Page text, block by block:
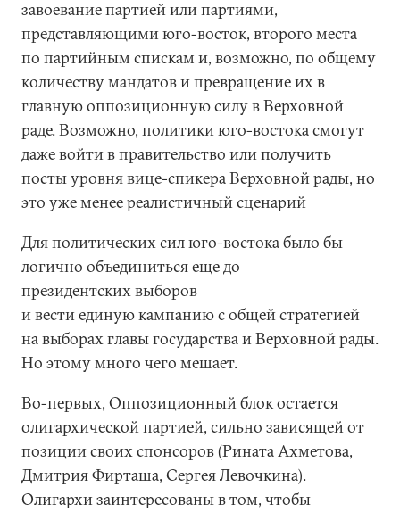
завоевание партией или партиями,
представляющими юго-восток, второго места
по партийным спискам и, возможно, по общему
количеству мандатов и превращение их в
главную оппозиционную силу в Верховной
раде. Возможно, политики юго-востока смогут
даже войти в правительство или получить
посты уровня вице-спикера Верховной рады, но
это уже менее реалистичный сценарий
Для политических сил юго-востока было бы
логично объединиться еще до
президентских выборов
и вести единую кампанию с общей стратегией
на выборах главы государства и Верховной рады.
Но этому много чего мешает.
Во-первых, Оппозиционный блок остается
олигархической партией, сильно зависящей от
позиции своих спонсоров (Рината Ахметова,
Дмитрия Фирташа, Сергея Левочкина).
Олигархи заинтересованы в том, чтобы